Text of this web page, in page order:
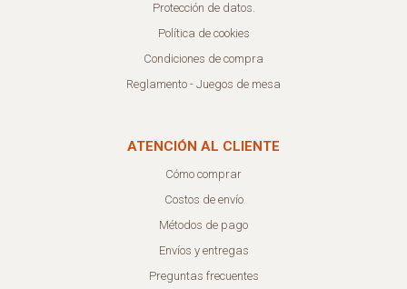
Protección de datos.
Política de cookies
Condiciones de compra
Reglamento - Juegos de mesa
ATENCIÓN AL CLIENTE
Cómo comprar
Costos de envío
Métodos de pago
Envíos y entregas
Preguntas frecuentes